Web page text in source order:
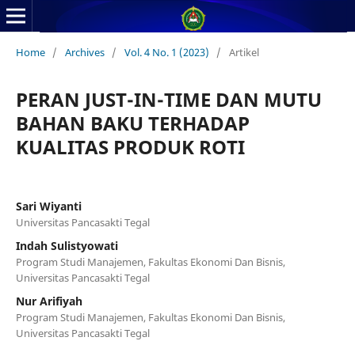
Home / Archives / Vol. 4 No. 1 (2023) / Artikel
PERAN JUST-IN-TIME DAN MUTU
BAHAN BAKU TERHADAP
KUALITAS PRODUK ROTI
Sari Wiyanti
Universitas Pancasakti Tegal
Indah Sulistyowati
Program Studi Manajemen, Fakultas Ekonomi Dan Bisnis,
Universitas Pancasakti Tegal
Nur Arifiyah
Program Studi Manajemen, Fakultas Ekonomi Dan Bisnis,
Universitas Pancasakti Tegal